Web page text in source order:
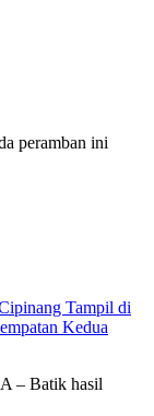
peramban ini
Tampil di
Kedua
– Batik hasil